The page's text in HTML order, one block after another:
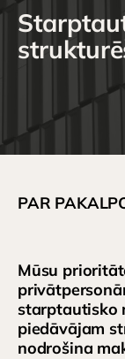
PAR
Mūsu
starptautisko
piedāvājam
nodrošina